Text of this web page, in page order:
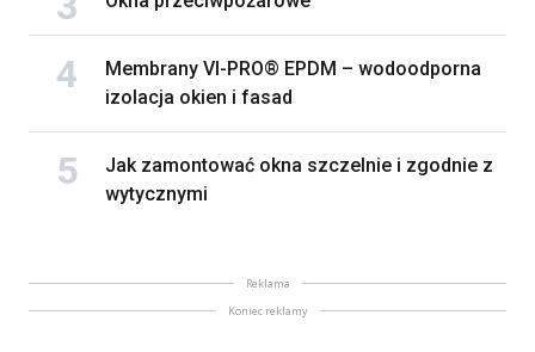
Membrany VI-PRO® EPDM – wodoodporna
izolacja okien i fasad
Jak zamontować okna szczelnie i zgodnie z
wytycznymi
Reklama
Koniec reklamy